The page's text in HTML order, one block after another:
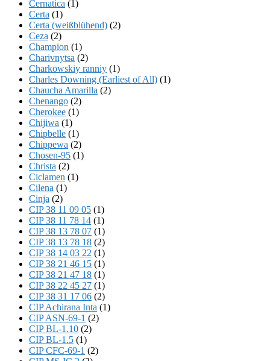
Cernatica (1)
Certa (1)
Certa (weißblühend) (2)
Ceza (2)
Champion (1)
Charivnytsa (2)
Charkowskiy ranniy (1)
Charles Downing (Earliest of All) (1)
Chaucha Amarilla (2)
Chenango (2)
Cherokee (1)
Chijiwa (1)
Chipbelle (1)
Chippewa (2)
Chosen-95 (1)
Christa (2)
Ciclamen (1)
Cilena (1)
Cinja (2)
CIP 38 11 09 05 (1)
CIP 38 11 78 14 (1)
CIP 38 13 78 07 (1)
CIP 38 13 78 18 (2)
CIP 38 14 03 22 (1)
CIP 38 21 46 15 (1)
CIP 38 21 47 18 (1)
CIP 38 22 45 27 (1)
CIP 38 31 17 06 (2)
CIP Achirana Inta (1)
CIP ASN-69-1 (2)
CIP BL-1.10 (2)
CIP BL-1.5 (1)
CIP CFC-69-1 (2)